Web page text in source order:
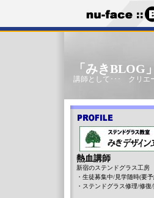
「みき
講師として･･･ クリエ
熱血講師
新宿のステンドグラス工房
・生徒募集中/見学随時(要
・ステンドグラス修理/修復